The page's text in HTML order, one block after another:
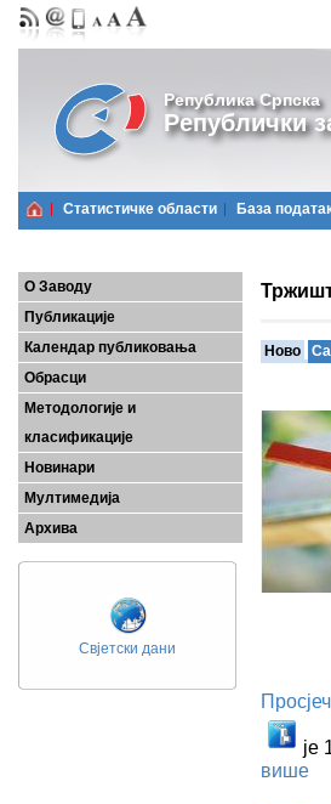
Република Српска
Републички
Статистичке области Базa
О Заводу
Публикације
Календар публиковања
Обрасци
Методологије и
класификације
Новинари
Мултимедија
Архива
Свјетски дани
Ново
је
више